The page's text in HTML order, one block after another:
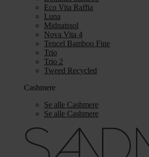
Eco Vita Raffia
Luna
Midnatssol
Nova Vita 4
Tencel Bamboo Fine
Trio
Trio 2
Tweed Recycled
Cashmere
Se alle Cashmere
Se alle Cashmere